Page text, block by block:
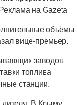
на Gazeta
объёмы
вице-премьер.
заводов
топлива
станции.
дизеля. В Крыму